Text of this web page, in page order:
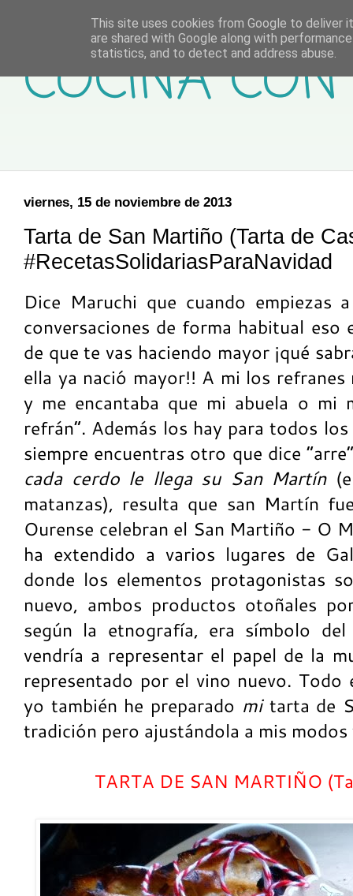
COCINA
viernes, 15 de noviembre de 2013
Tarta de San Martiño (Tarta de
‪#‎RecetasSolidariasParaNavidad‬
Dice Maruchi que cuando empiezas
conversaciones de forma habitual eso
de que te vas haciendo mayor ¡qué
ella ya nació mayor!! A mi los refranes
y me encantaba que mi abuela o mi
refrán”. Además los hay para todos
siempre encuentras otro que dice
cada cerdo le llega su San Martín
matanzas), resulta que san Martín
Ourense celebran el San Martiño - O
ha extendido a varios lugares de
donde los elementos protagonistas
nuevo, ambos productos otoñales
según la etnografía, era símbolo
vendría a representar el papel de la
representado por el vino nuevo.
yo también he preparado mi tarta de
tradición pero ajustándola a mis modos
TARTA DE SAN MARTIÑO
This site uses cookies from Google to deliver
are shared with Google along with
statistics, and to detect and address abuse.